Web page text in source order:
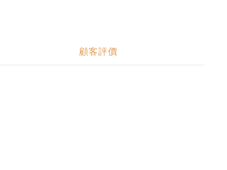
顧客評價